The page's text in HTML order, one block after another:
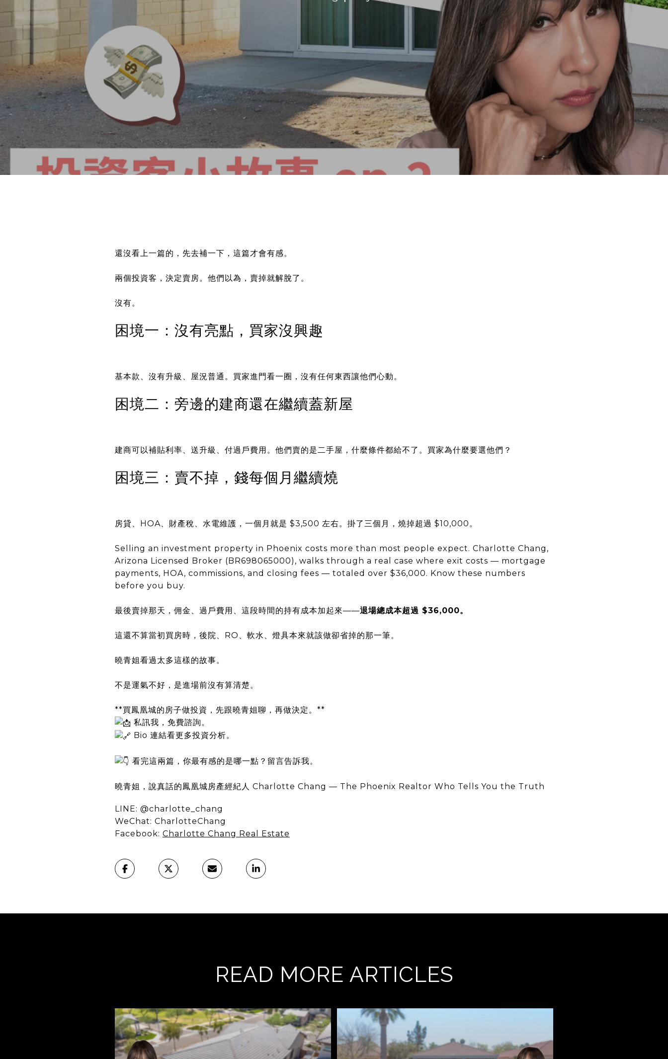
還沒看上一篇的，先去補一下，這篇才會有感。
兩個投資客，決定賣房。他們以為，賣掉就解脫了。
沒有。
困境一：沒有亮點，買家沒興趣
基本款、沒有升級、屋況普通。買家進門看一圈，沒有任何東西讓他們心動。
困境二：旁邊的建商還在繼續蓋新屋
建商可以補貼利率、送升級、付過戶費用。他們賣的是二手屋，什麼條件都給不了。買家為什麼要選他們？
困境三：賣不掉，錢每個月繼續燒
房貸、HOA、財產稅、水電維護，一個月就是 $3,500 左右。掛了三個月，燒掉超過 $10,000。
Selling an investment property in Phoenix costs more than most people expect. Charlotte Chang,
Arizona Licensed Broker (BR698065000), walks through a real case where exit costs — mortgage
payments, HOA, commissions, and closing fees — totaled over $36,000. Know these numbers
before you buy.
最後賣掉那天，佣金、過戶費用、這段時間的持有成本加起來——退場總成本超過 $36,000。
這還不算當初買房時，後院、RO、軟水、燈具本來就該做卻省掉的那一筆。
曉青姐看過太多這樣的故事。
不是運氣不好，是進場前沒有算清楚。
**買鳳凰城的房子做投資，先跟曉青姐聊，再做決定。**
私訊我，免費諮詢。
Bio 連結看更多投資分析。
看完這兩篇，你最有感的是哪一點？留言告訴我。
曉青姐，說真話的鳳凰城房產經紀人 Charlotte Chang — The Phoenix Realtor Who Tells You the Truth
LINE: @charlotte_chang
WeChat: CharlotteChang
Facebook: Charlotte Chang Real Estate
READ MORE ARTICLES